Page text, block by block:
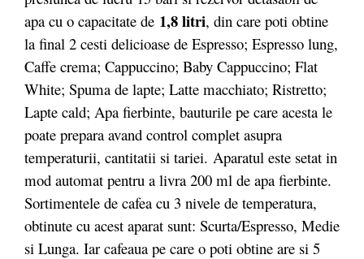
apa cu o capacitate de 1,8 litri, din care poti obtine
la final 2 cesti delicioase de Espresso; Espresso lung,
Caffe crema; Cappuccino; Baby Cappuccino; Flat
White; Spuma de lapte; Latte macchiato; Ristretto;
Lapte cald; Apa fierbinte, bauturile pe care acesta le
poate prepara avand control complet asupra
temperaturii, cantitatii si tariei. Aparatul este setat in
mod automat pentru a livra 200 ml de apa fierbinte.
Sortimentele de cafea cu 3 nivele de temperatura,
obtinute cu acest aparat sunt: Scurta/Espresso, Medie
si Lunga. Iar cafeaua pe care o poti obtine are si 5